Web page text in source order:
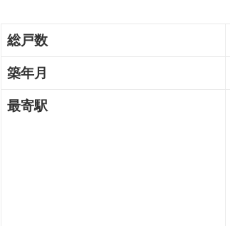
総戸数
築年月
最寄駅